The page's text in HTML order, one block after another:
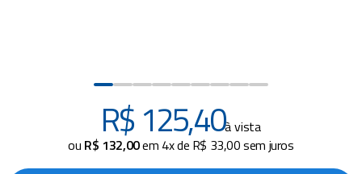
R$125,40à vista
ou R$ 132,00em 4x de R$ 33,00sem juros